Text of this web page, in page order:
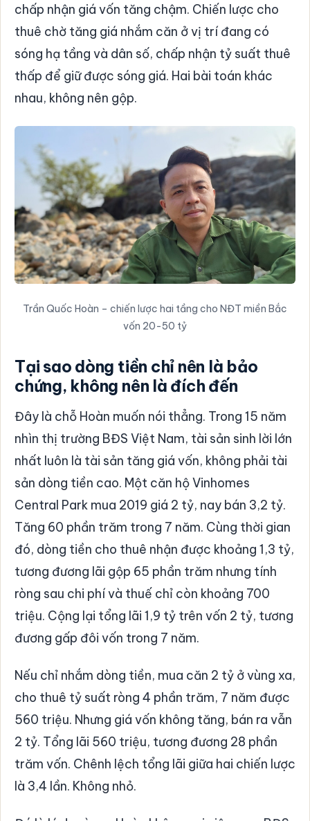
chấp nhận giá vốn tăng chậm. Chiến lược cho
thuê chờ tăng giá nhắm căn ở vị trí đang có
sóng hạ tầng và dân số, chấp nhận tỷ suất thuê
thấp để giữ được sóng giá. Hai bài toán khác
nhau, không nên gộp.
Trần Quốc Hoàn – chiến lược hai tầng cho NĐT miền Bắc
vốn 20-50 tỷ
Tại sao dòng tiền chỉ nên là bảo
chứng, không nên là đích đến
Đây là chỗ Hoàn muốn nói thẳng. Trong 15 năm
nhìn thị trường BĐS Việt Nam, tài sản sinh lời lớn
nhất luôn là tài sản tăng giá vốn, không phải tài
sản dòng tiền cao. Một căn hộ Vinhomes
Central Park mua 2019 giá 2 tỷ, nay bán 3,2 tỷ.
Tăng 60 phần trăm trong 7 năm. Cùng thời gian
đó, dòng tiền cho thuê nhận được khoảng 1,3 tỷ,
tương đương lãi gộp 65 phần trăm nhưng tính
ròng sau chi phí và thuế chỉ còn khoảng 700
triệu. Cộng lại tổng lãi 1,9 tỷ trên vốn 2 tỷ, tương
đương gấp đôi vốn trong 7 năm.
Nếu chỉ nhắm dòng tiền, mua căn 2 tỷ ở vùng xa,
cho thuê tỷ suất ròng 4 phần trăm, 7 năm được
560 triệu. Nhưng giá vốn không tăng, bán ra vẫn
2 tỷ. Tổng lãi 560 triệu, tương đương 28 phần
trăm vốn. Chênh lệch tổng lãi giữa hai chiến lược
là 3,4 lần. Không nhỏ.